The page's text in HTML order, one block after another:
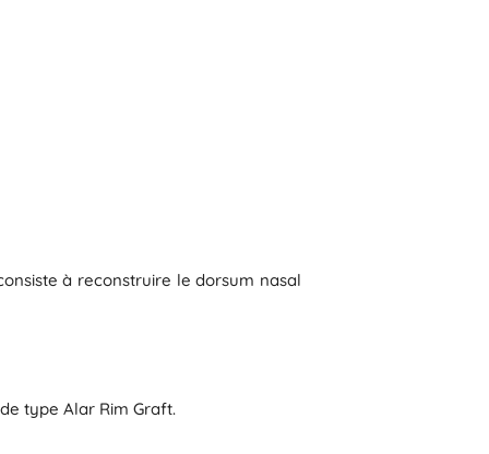
à reconstruire le dorsum nasal
type Alar Rim Graft.